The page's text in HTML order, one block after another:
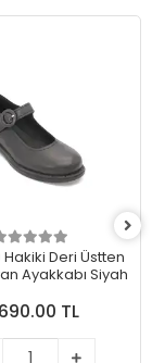
Hakiki Deri Üstten
Ayakkabı Siyah
TL